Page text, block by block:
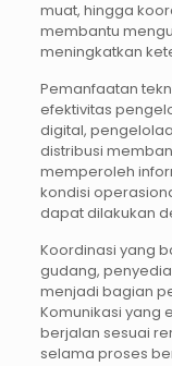
muat, hingga
membantu
meningkatkan
Pemanfaatan
efektivitas
digital,
distribusi
memperoleh
kondisi
dapat dilakukan
Koordinasi yang
gudang,
menjadi bagian
Komunikasi yang
berjalan sesuai
selama proses